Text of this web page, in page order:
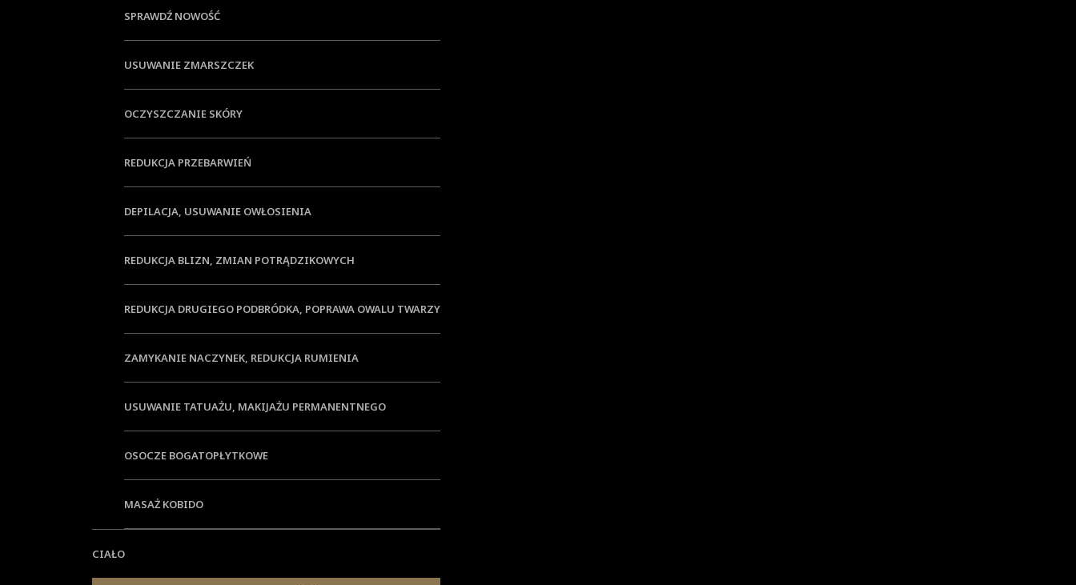
SPRAWDŹ NOWOŚĆ
USUWANIE ZMARSZCZEK
OCZYSZCZANIE SKÓRY
REDUKCJA PRZEBARWIEŃ
DEPILACJA, USUWANIE OWŁOSIENIA
REDUKCJA BLIZN, ZMIAN POTRĄDZIKOWYCH
REDUKCJA DRUGIEGO PODBRÓDKA, POPRAWA OWALU TWARZY
ZAMYKANIE NACZYNEK, REDUKCJA RUMIENIA
USUWANIE TATUAŻU, MAKIJAŻU PERMANENTNEGO
OSOCZE BOGATOPŁYTKOWE
MASAŻ KOBIDO
CIAŁO